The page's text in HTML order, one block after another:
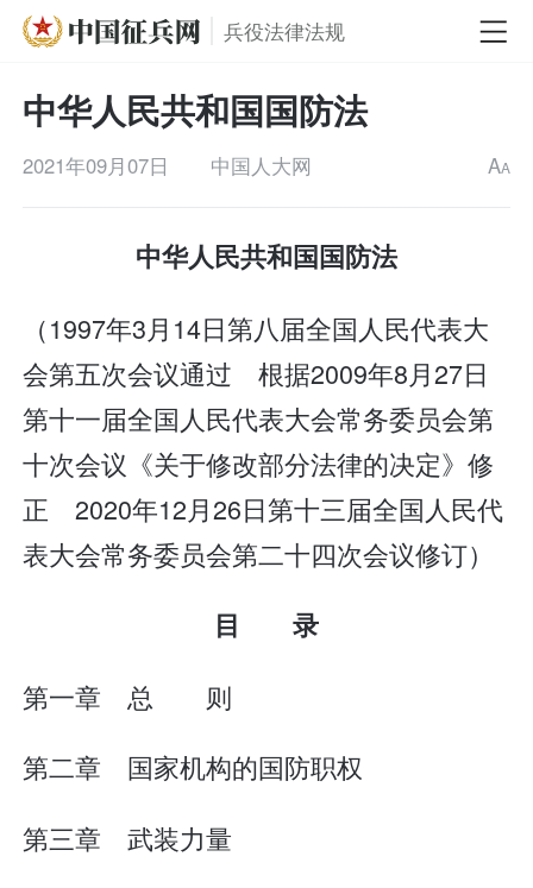
兵役法律法规
中华人民共和国国防法
2021年09月07日 中国人大网 AA
中华人民共和国国防法
（1997年3月14日第八届全国人民代表大
会第五次会议通过 根据2009年8月27日
第十一届全国人民代表大会常务委员会第
十次会议《关于修改部分法律的决定》修
正 2020年12月26日第十三届全国人民代
表大会常务委员会第二十四次会议修订）
目 录
第一章 总 则
第二章 国家机构的国防职权
第三章 武装力量